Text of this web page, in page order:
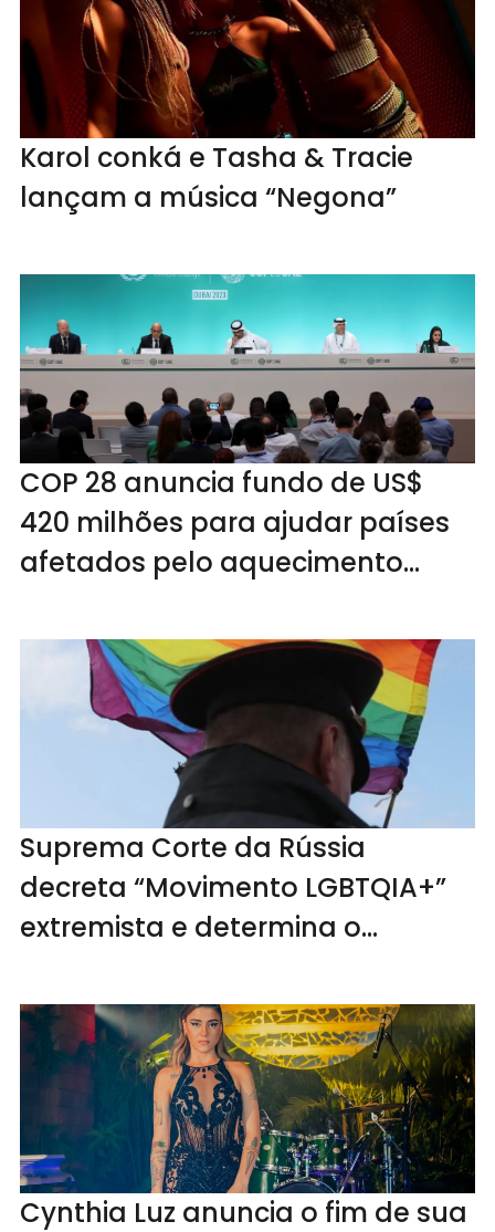
Karol conká e Tasha & Tracie
lançam a música “Negona”
COP 28 anuncia fundo de US$
420 milhões para ajudar países
afetados pelo aquecimento
Suprema Corte da Rússia
decreta “Movimento LGBTQIA+”
extremista e determina o
Cynthia Luz anuncia o fim de sua